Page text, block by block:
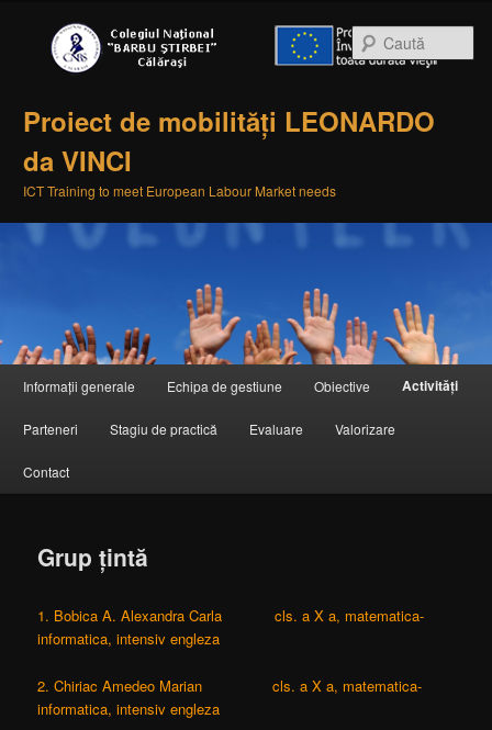
Proiect de mobilități LEONARDO
da VINCI
ICT Training to meet European Labour Market needs
Sari la conținutul principal
Sari la conținutul secundar
Informații generale Echipa de gestiune Obiective Activități
Parteneri Stagiu de practică Evaluare Valorizare
Contact
Grup țintă
1. Bobica A. Alexandra Carla cls. a X a, matematica-
informatica, intensiv engleza
2. Chiriac Amedeo Marian cls. a X a, matematica-
informatica, intensiv engleza